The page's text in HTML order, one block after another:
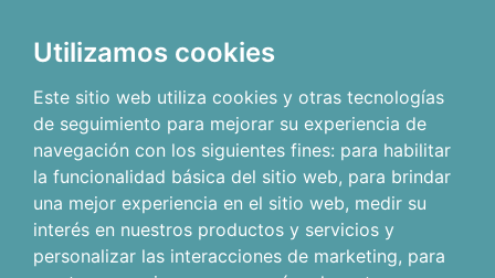
Utilizamos cookies
Este sitio web utiliza cookies y otras tecnologías
de seguimiento para mejorar su experiencia de
navegación con los siguientes fines: para habilitar
la funcionalidad básica del sitio web, para brindar
una mejor experiencia en el sitio web, medir su
interés en nuestros productos y servicios y
personalizar las interacciones de marketing, para